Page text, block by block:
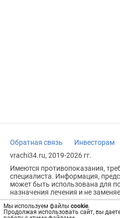
Мы используем файлы cookie.
Продолжая использовать сайт, вы
Обратная связь Инвесторам
vrachi34.ru, 2019-2026 гг.
Имеются противопоказания,
специалиста. Информация,
может быть использована для
назначения лечения и не
Возрастное ограничение: 18+